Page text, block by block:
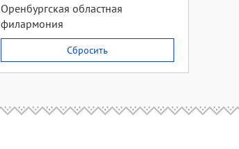
Оренбургская областная
филармония
Сбросить